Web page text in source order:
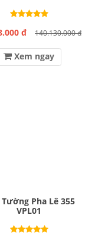
đ 140.130.000 đ
Xem ngay
Pha Lê 355
VPL01